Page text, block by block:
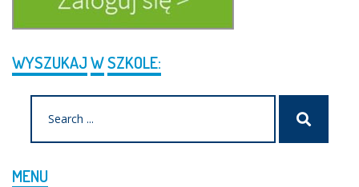
WYSZUKAJWSZKOLE:
Szukaj
MENU